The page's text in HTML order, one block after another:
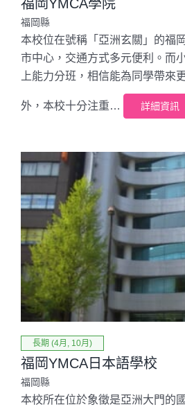
福岡YMCA學院
福岡縣
本校位在號稱「亞洲玄關」的福
市中心，交通方式多元便利。而
上能力分班，相信能為同學帶來
外，本校十分注重… 詳細資訊
長期 (4月, 10月)
福岡YMCA日本語學校
福岡縣
本校所在位於象徵是亞洲大門的